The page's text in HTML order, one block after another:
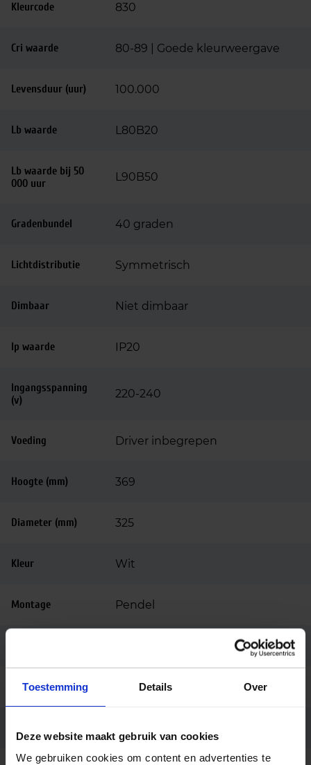
Toestemming Details Over
Deze website maakt gebruik van cookies
We gebruiken cookies om content en advertenties te
Kleurcode 830
Cri waarde 80-89 | Goede kleurweergave
Levensduur (uur) 100.000
Lb waarde L80B20
Lb waarde bij 50
000 uur
L90B50
Gradenbundel 40 graden
Lichtdistributie Symmetrisch
Dimbaar Niet dimbaar
Ip waarde IP20
Ingangsspanning
(v)
220-240
Voeding Driver inbegrepen
Hoogte (mm) 369
Diameter (mm) 325
Kleur Wit
Montage Pendel
3.0 meter snoer zonder stekker
Merk Light4u